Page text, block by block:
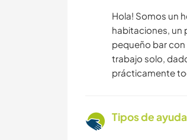
Hola! Somos un
habitaciones, un
pequeño bar con
trabajo solo,
prácticamente
Tipos de